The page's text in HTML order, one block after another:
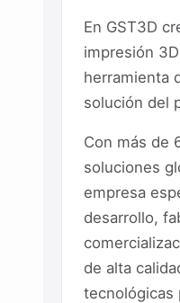
En GST3D
impresión
herramienta
solución del
Con más de
soluciones
empresa
desarrollo,
de alta
tecnológicas